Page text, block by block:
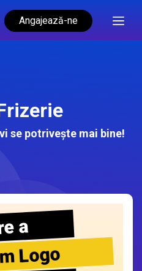
Angajează-ne
se potrivește mai bine!
a
Logo